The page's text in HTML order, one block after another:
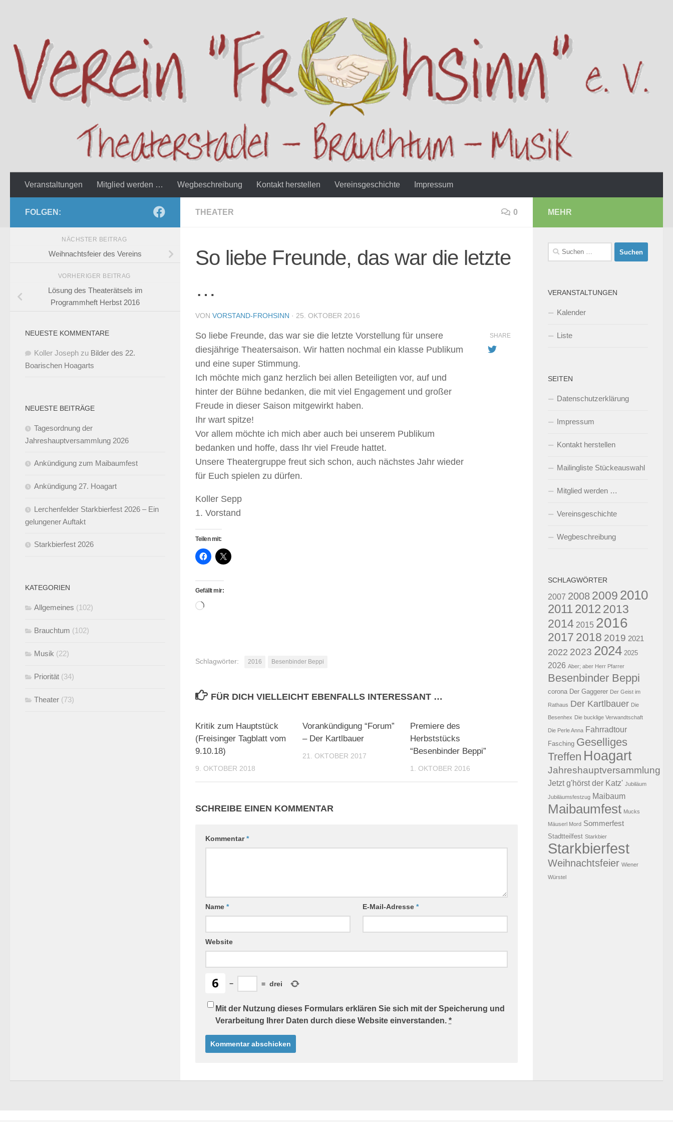
Veranstaltungen Mitglied werden … Wegbeschreibung Kontakt herstellen Vereinsgeschichte Impressum
THEATER 0
So liebe Freunde, das war die letzte
…
VON VORSTAND-FROHSINN · 25. OKTOBER 2016
So liebe Freunde, das war sie die letzte Vorstellung für unsere
diesjährige Theatersaison. Wir hatten nochmal ein klasse Publikum
und eine super Stimmung.
Ich möchte mich ganz herzlich bei allen Beteiligten vor, auf und
hinter der Bühne bedanken, die mit viel Engagement und großer
Freude in dieser Saison mitgewirkt haben.
Ihr wart spitze!
Vor allem möchte ich mich aber auch bei unserem Publikum
bedanken und hoffe, dass Ihr viel Freude hattet.
Unsere Theatergruppe freut sich schon, auch nächstes Jahr wieder
für Euch spielen zu dürfen.
Koller Sepp
1. Vorstand
Teilen mit:
Gefällt mir:
Wird
SHARE
Schlagwörter: 2016 Besenbinder Beppi
FÜR DICH VIELLEICHT EBENFALLS INTERESSANT …
Kritik zum Hauptstück
(Freisinger Tagblatt vom
9.10.18)
9. OKTOBER 2018
Vorankündigung “Forum”
– Der Kartlbauer
21. OKTOBER 2017
Premiere des
Herbststücks
“Besenbinder Beppi”
1. OKTOBER 2016
SCHREIBE EINEN KOMMENTAR
Kommentar*
Name * E-Mail-Adresse*
Website
− = drei
Mit der Nutzung dieses Formulars erklären Sie sich mit der Speicherung und
Verarbeitung Ihrer Daten durch diese Website einverstanden. *
FOLGEN:
NÄCHSTER BEITRAG
Weihnachtsfeier des Vereins
VORHERIGER BEITRAG
Lösung des Theaterätsels im
Programmheft Herbst 2016
NEUESTE KOMMENTARE
Koller Joseph zu Bilder des 22.
Boarischen Hoagarts
NEUESTE BEITRÄGE
Tagesordnung der
Jahreshauptversammlung 2026
Ankündigung zum Maibaumfest
Ankündigung 27. Hoagart
Lerchenfelder Starkbierfest 2026 – Ein
gelungener Auftakt
Starkbierfest 2026
KATEGORIEN
Allgemeines (102)
Brauchtum (102)
Musik (22)
Priorität (34)
Theater (73)
MEHR
Suchen
nach:
VERANSTALTUNGEN
Kalender
Liste
SEITEN
Datenschutzerklärung
Impressum
Kontakt herstellen
Mailingliste Stückeauswahl
Mitglied werden …
Vereinsgeschichte
Wegbeschreibung
SCHLAGWÖRTER
2007 2008 2009 2010
2011 2012 2013
2014 2015 2016
2017 2018 2019 2021
2022 2023 2024 2025
2026 Aber; aber Herr Pfarrer
Besenbinder Beppi
corona Der Gaggerer Der Geist im
Rathaus Der Kartlbauer Die
Besenhex Die bucklige Verwandtschaft
Die Perle Anna Fahrradtour
Fasching Geselliges
Treffen Hoagart
Jahreshauptversammlung
Jetzt g'hörst der Katz' Jubiläum
Jubiläumsfestzug Maibaum
Maibaumfest Mucks
Mäuserl Mord Sommerfest
Stadtteilfest Starkbier
Starkbierfest
Weihnachtsfeier Wiener
Würstel